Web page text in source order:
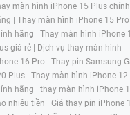
thoại bị nứt hoặc vỡ,
xem xét việc thay thế.
sâu, có thể làm mất
hợp mặt kính không
màn hình iPhone 15 Plus chính
| Thay màn hình iPhone 15 Pro
hãng | Thay màn hình iPhone
giá rẻ | Dịch vụ thay màn hình
16 Pro | Thay pin Samsung
Plus | Thay màn hình iPhone 12
hãng | thay màn hình iPhone
nhiêu tiền | Giá thay pin iPhone